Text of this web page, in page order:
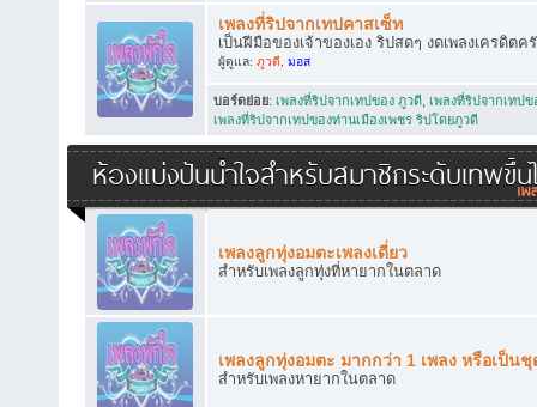
เพลงที่ริปจากเทปคาสเซ็ท
เป็นฝีมือของเจ้าของเอง ริปสดๆ งดเพลงเครดิตค
ผู้ดูแล: ภูวดี, มอส
บอร์ดย่อย: เพลงที่ริปจากเทปของ ภูวดี เพลงที่ริปจากเทป
เพลงที่ริปจากเทปของท่านเมืองเพชร ริปโดยภูวดี
ห้องแบ่งปันน้ำใจสำหรับสมาชิกระดับเทพขึ้น
เพลงลูกทุ่งอมตะเพลงเดี่ยว
สำหรับเพลงลูกทุ่งที่หายากในตลาด
เพลงลูกทุ่งอมตะ มากกว่า 1 เพลง หรือเป็นชุ
สำหรับเพลงหายากในตลาด